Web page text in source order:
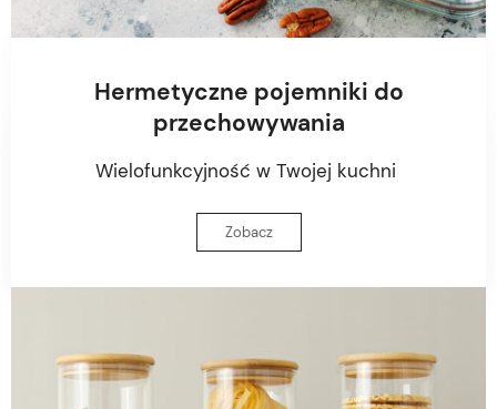
Hermetyczne pojemniki do
przechowywania
Wielofunkcyjność w Twojej kuchni
Zobacz